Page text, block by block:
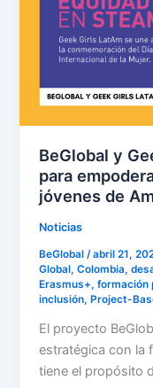
BeGlobal y
para
jóvenes de
Noticias
BeGlobal/abril 21,
Global,Colombia,
Erasmus+,formación
inclusión, Project-
El proyecto
estratégica con la
tiene el propósito
LATAM
unen
empoderar
a
mujeres,
y
jóvenes
de
América
Latina